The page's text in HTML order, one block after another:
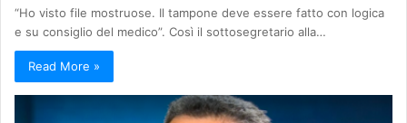
“Ho visto file mostruose. Il tampone deve essere fatto con logica
e su consiglio del medico”. Così il sottosegretario alla…
Read More »